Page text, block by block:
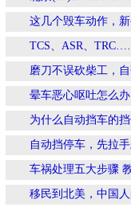
这几个毁车动作，
TCS、ASR、
磨刀不误砍柴工，
晕车恶心呕吐怎么
为什么自动挡车的
自动挡停车，先拉
车祸处理五大步骤
移民到北美，中国